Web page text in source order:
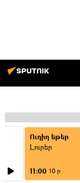
Ուղիղ եթեր
Լուրեր
11:00 10 ր